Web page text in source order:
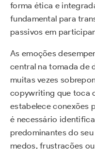
forma ética e
fundamental para
passivos em
As emoções
central na tomada de
muitas vezes
copywriting que toca
estabelece conexões
é necessário
predominantes do
medos, frustrações